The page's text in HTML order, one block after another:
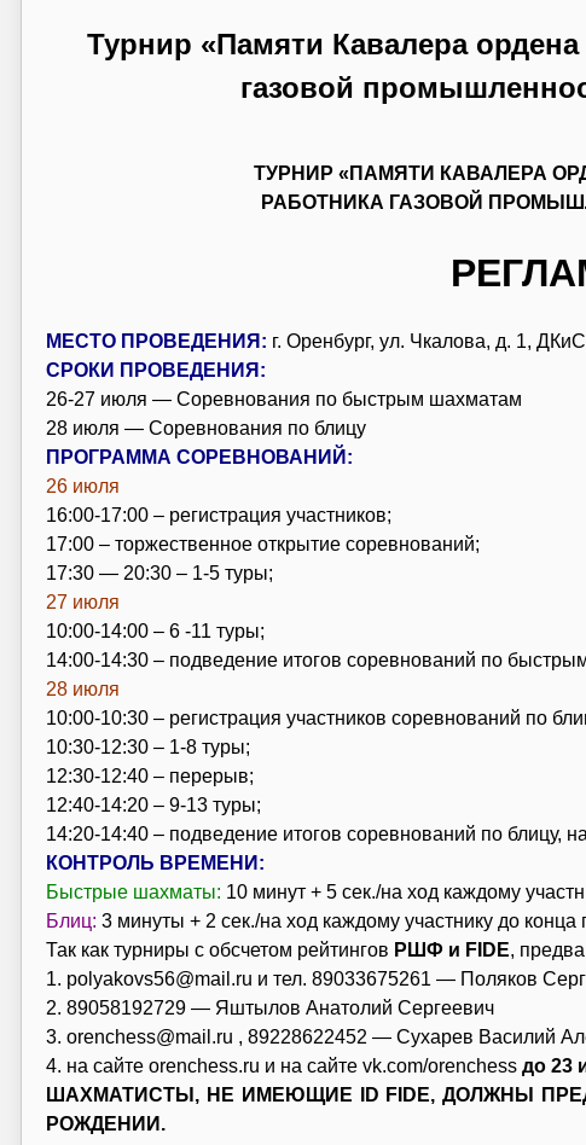
Турнир «Памяти Кавалера
газовой
ТУРНИР «ПАМЯТИ КАВАЛЕРА
РАБОТНИКА ГАЗОВОЙ
МЕСТО ПРОВЕДЕНИЯ: г. Оренбург, ул. Чкалова, д. 1,
СРОКИ ПРОВЕДЕНИЯ:
26-27 июля — Соревнования по быстрым шахматам
28 июля — Соревнования по блицу
ПРОГРАММА СОРЕВНОВАНИЙ:
26 июля
16:00-17:00 – регистрация участников;
17:00 – торжественное открытие соревнований;
17:30 — 20:30 – 1-5 туры;
27 июля
10:00-14:00 – 6 -11 туры;
14:00-14:30 – подведение итогов соревнований по
28 июля
10:00-10:30 – регистрация участников соревнований по
10:30-12:30 – 1-8 туры;
12:30-12:40 – перерыв;
12:40-14:20 – 9-13 туры;
14:20-14:40 – подведение итогов соревнований по блицу,
КОНТРОЛЬ ВРЕМЕНИ:
Быстрые шахматы: 10 минут + 5 сек./на ход каждому
Блиц: 3 минуты + 2 сек./на ход каждому участнику до конца
Так как турниры с обсчетом рейтингов РШФ и FIDE,
1. polyakovs56@mail.ru и тел. 89033675261 — Поляков
2. 89058192729 — Яштылов Анатолий Сергеевич
3. orenchess@mail.ru , 89228622452 — Сухарев Василий
4. на сайте orenchess.ru и на сайте vk.com/orenchess до 23
ШАХМАТИСТЫ, НЕ ИМЕЮЩИЕ ID FIDE, ДОЛЖНЫ
РОЖДЕНИИ.